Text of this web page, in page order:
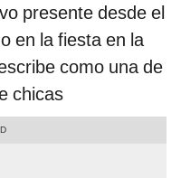
presente desde el
en la fiesta en la
como una de
chicas